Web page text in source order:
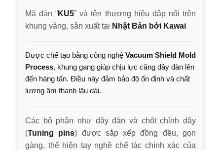
Mã đàn “KU5” và tên thương hiệu dập nổi trên
khung vàng, sản xuất tại Nhật Bản bởi Kawai
Được chế tạo bằng công nghệ Vacuum Shield Mold
Process, khung gang giúp chịu lực căng dây đàn lên
đến hàng tấn. Điều này đảm bảo độ ổn định và chất
lượng âm thanh lâu dài.
Các bộ phận như dây đàn và chốt chỉnh dây
(Tuning pins) được sắp xếp đồng đều, gọn
gàng, thể hiện tay nghề chế tác chính xác của